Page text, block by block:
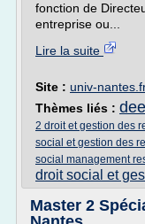
fonction de
entreprise ou...
Lire la suite
Site : univ-
Thèmes liés :
2 droit et gestion des
social et gestion des
social management
droit social et
Master 2